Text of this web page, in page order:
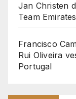
Jan Christen
Team
Francisco
Rui Oliveira
Portugal